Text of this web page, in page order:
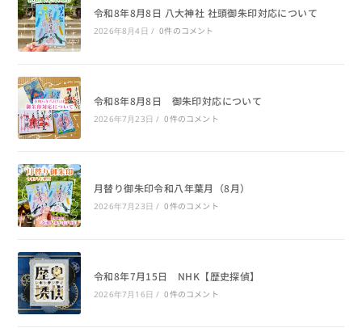
令和8年8月8日 八大神社 社頭御朱印対応について
2026年8月4日 / 0件のコメント
令和8年8月8日 御朱印対応について
2026年7月23日 / 0件のコメント
月替り御朱印令和八年葉月（8月）
2026年7月23日 / 0件のコメント
令和8年7月15日 NHK【歴史探偵】
2026年7月16日 / 0件のコメント